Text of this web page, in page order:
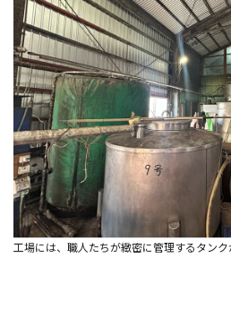
工場には、職人たちが緻密に管理するタン